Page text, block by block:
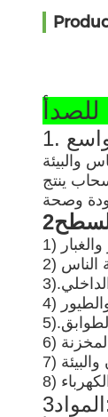
والبيئة
ينتج
الناس
3).
5).